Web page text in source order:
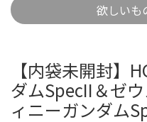
欲しいも
【内袋未開封】
ダムSpecII＆ゼ
ィニーガンダム